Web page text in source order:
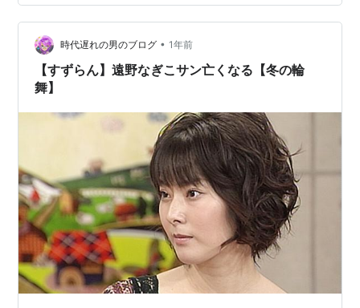
位と4位に。 9月22日注目の注目記事ランキング 『ばけ
ばけ』、というか八雲やセツさん関連で、まだネタはあ
るので、…時代遅れの男のブログ • 1年前
【すずらん】遠野なぎこサン亡くなる【冬の輪
舞】